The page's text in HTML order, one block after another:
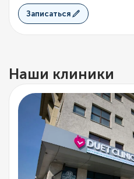
Записаться
Наши клиники